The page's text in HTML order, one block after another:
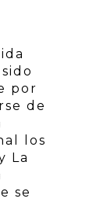
por
de
los
La
se